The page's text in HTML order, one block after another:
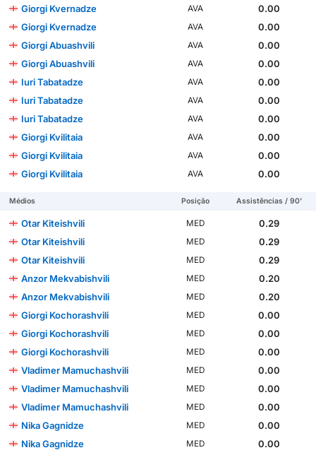
Giorgi Kvernadze AVA
0.00
Giorgi Kvernadze
AVA
0.00
Giorgi Abuashvili
AVA
0.00
Giorgi Abuashvili
AVA
0.00
Iuri Tabatadze
AVA
0.00
Iuri Tabatadze
AVA
0.00
Iuri Tabatadze
AVA
0.00
Giorgi Kvilitaia
AVA
0.00
Giorgi Kvilitaia
AVA
0.00
Giorgi Kvilitaia
AVA 0.00
Médios Posição Assistências / 90'
Otar Kiteishvili MED
0.29
Otar Kiteishvili
MED
0.29
Otar Kiteishvili
MED
0.29
Anzor Mekvabishvili
MED
0.20
Anzor Mekvabishvili
MED
0.20
Giorgi Kochorashvili
MED
0.00
Giorgi Kochorashvili
MED
0.00
Giorgi Kochorashvili
MED
0.00
Vladimer Mamuchashvili
MED
0.00
Vladimer Mamuchashvili
MED
0.00
Vladimer Mamuchashvili
MED
0.00
Nika Gagnidze
MED
0.00
Nika Gagnidze
MED
0.00